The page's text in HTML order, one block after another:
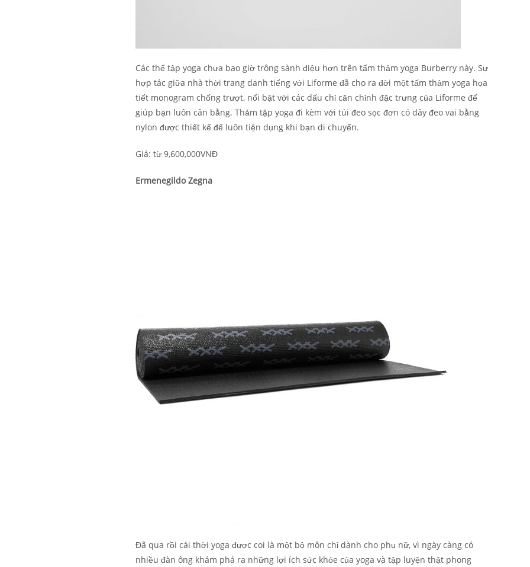
Các thế tập yoga chưa bao giờ trông sành điệu hơn trên tấm thảm yoga Burberry này. Sự
hợp tác giữa nhà thời trang danh tiếng với Liforme đã cho ra đời một tấm thảm yoga họa
tiết monogram chống trượt, nổi bật với các dấu chỉ căn chỉnh đặc trưng của Liforme để
giúp bạn luôn cân bằng. Thảm tập yoga đi kèm với túi đeo sọc đơn có dây đeo vai bằng
nylon được thiết kế để luôn tiện dụng khi bạn di chuyển.
Giá: từ 9,600,000VNĐ
Ermenegildo Zegna
Đã qua rồi cái thời yoga được coi là một bộ môn chỉ dành cho phụ nữ, vì ngày càng có
nhiều đàn ông khám phá ra những lợi ích sức khỏe của yoga và tập luyện thật phong